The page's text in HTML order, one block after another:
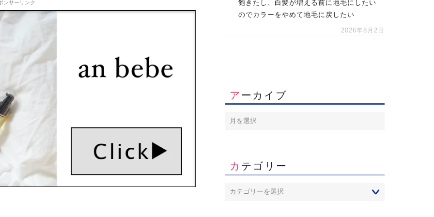
ンサーリンク
飽きたし、白髪が増える前に地毛にしたい
のでカラーをやめて地毛に戻したい
2026年8月2日
アーカイブ
カテゴリー